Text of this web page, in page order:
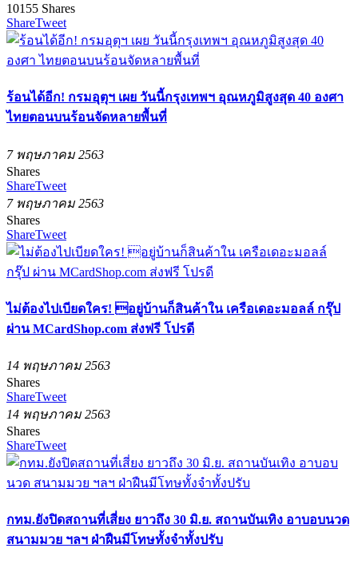
10155 Shares
ShareTweet
ร้อนได้อีก! กรมอุตุฯ เผย วันนี้กรุงเทพฯ อุณหภูมิสูงสุด 40 องศา
ไทยตอนบนร้อนจัดหลายพื้นที่
7 พฤษภาคม 2563
Shares
ShareTweet
7 พฤษภาคม 2563
Shares
ShareTweet
ไม่ต้องไปเบียดใคร! อยู่บ้านก็สินค้าใน เครือเดอะมอลล์ กรุ๊ป
ผ่าน MCardShop.com ส่งฟรี โปรดี
14 พฤษภาคม 2563
Shares
ShareTweet
14 พฤษภาคม 2563
Shares
ShareTweet
กทม.ยังปิดสถานที่เสี่ยง ยาวถึง 30 มิ.ย. สถานบันเทิง อาบอบนวด
สนามมวย ฯลฯ ฝ่าฝืนมีโทษทั้งจำทั้งปรับ